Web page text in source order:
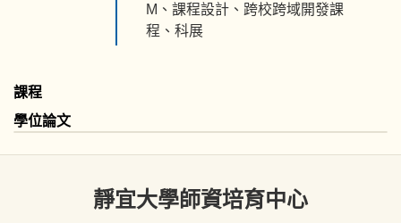
M、課程設計、跨校跨域開發課
程、科展
課程
學位論文
靜宜大學師資培育中心